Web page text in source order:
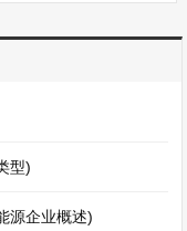
型)
源企业概述)